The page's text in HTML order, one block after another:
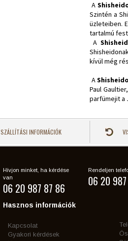
A
Szintén a
üzleteiben.
tartalmú
A
kívül még
AShisheido
Paul
parfümejit a
SZÁLLÍTÁSI INFORMÁCIÓK
Hívjon minket, ha kérdése
van
06 20 987 87 86
Rendeljen
06 20 987
Hasznos információk
Kapcsolat
Gyakori kérdések